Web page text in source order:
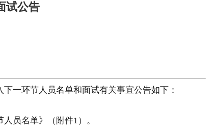
试公告
一环节人员名单和面试有关事宜公告如下：
员名单》（附件1）。